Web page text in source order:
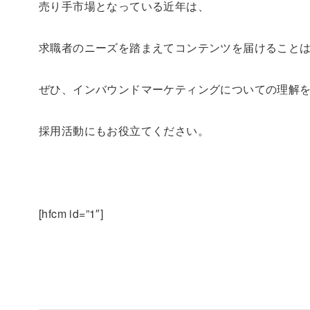
売り手市場となっている近年は、
求職者のニーズを踏まえてコンテンツを届けることは
ぜひ、インバウンドマーケティングについての理解を
採用活動にもお役立てください。
[hfcm id=”1″]